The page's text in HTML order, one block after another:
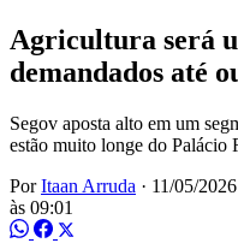
Agricultura será
demandados até
Segov aposta alto em um
estão muito longe do Palácio
PorItaan Arruda · 11/05/
às 09:01